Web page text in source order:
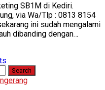
SB1M di Kediri.
via Wa/Tlp : 0813 8154
ini sudah mengalami
dibanding dengan…